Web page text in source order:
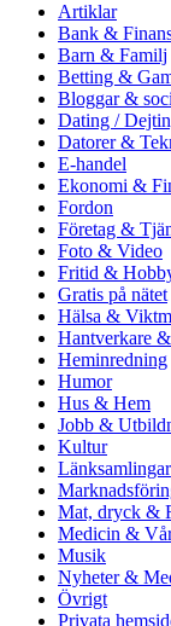
Artiklar
Bank &
Barn & Familj
Betting &
Bloggar &
Dating /
Datorer &
E-handel
Ekonomi &
Fordon
Företag &
Foto & Video
Fritid &
Gratis på nätet
Hälsa &
Hantverkare
Heminredning
Humor
Hus & Hem
Jobb &
Kultur
Länksamlingar
Mat, dryck &
Medicin &
Musik
Nyheter &
Övrigt
Privata